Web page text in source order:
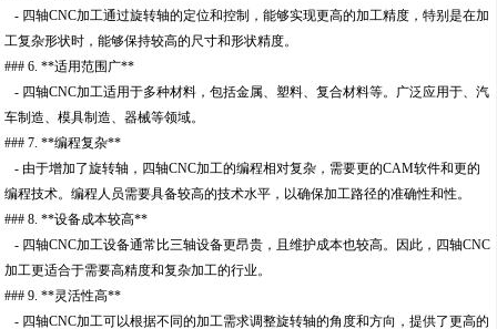
- 四轴CNC加工通过旋转轴的定位和控制，能够实现更高的加工精度，特别是在加
工复杂形状时，能够保持较高的尺寸和形状精度。
### 6. **适用范围广**
- 四轴CNC加工适用于多种材料，包括金属、塑料、复合材料等。广泛应用于、汽
车制造、模具制造、器械等领域。
### 7. **编程复杂**
- 由于增加了旋转轴，四轴CNC加工的编程相对复杂，需要更的CAM软件和更的
编程技术。编程人员需要具备较高的技术水平，以确保加工路径的准确性和性。
### 8. **设备成本较高**
- 四轴CNC加工设备通常比三轴设备更昂贵，且维护成本也较高。因此，四轴CNC
加工更适合于需要高精度和复杂加工的行业。
### 9. **灵活性高**
- 四轴CNC加工可以根据不同的加工需求调整旋转轴的角度和方向，提供了更高的